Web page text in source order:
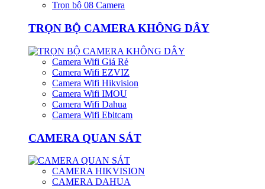
Trọn bộ 08 Camera
TRỌN BỘ CAMERA KHÔNG DÂY
Camera Wifi Giá Rẻ
Camera Wifi EZVIZ
Camera Wifi Hikvision
Camera Wifi IMOU
Camera Wifi Dahua
Camera Wifi Ebitcam
CAMERA QUAN SÁT
CAMERA HIKVISION
CAMERA DAHUA